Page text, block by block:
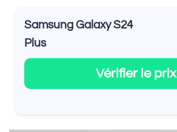
Samsung Galaxy S24
Plus
Vérifier le prix